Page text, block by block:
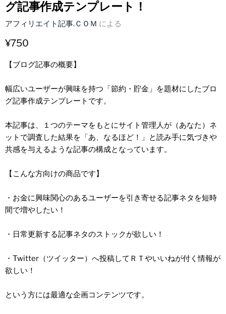
グ記事作成テンプレート！
アフィリエイト記事.ＣＯＭ による
¥750
【ブログ記事の概要】
幅広いユーザーが興味を持つ「節約・貯金」を題材にしたブロ
グ記事作成テンプレートです。
本記事は、１つのテーマをもとにサイト管理人が（あなた）ネ
ットで調査した結果を「あ、なるほど！」と読み手に気づきや
共感を与えるような記事の構成となっています。
【こんな方向けの商品です】
・お金に興味関心のあるユーザーを引き寄せる記事ネタを短時
間で増やしたい！
・日常更新する記事ネタのストックが欲しい！
・Twitter（ツイッター）へ投稿してＲＴやいいねが付く情報が
欲しい！
という方には最適な企画コンテンツです。